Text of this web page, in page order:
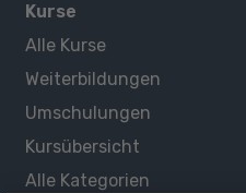
Kurse
Alle Kurse
Weiterbildungen
Umschulungen
Kursübersicht
Alle Kategorien